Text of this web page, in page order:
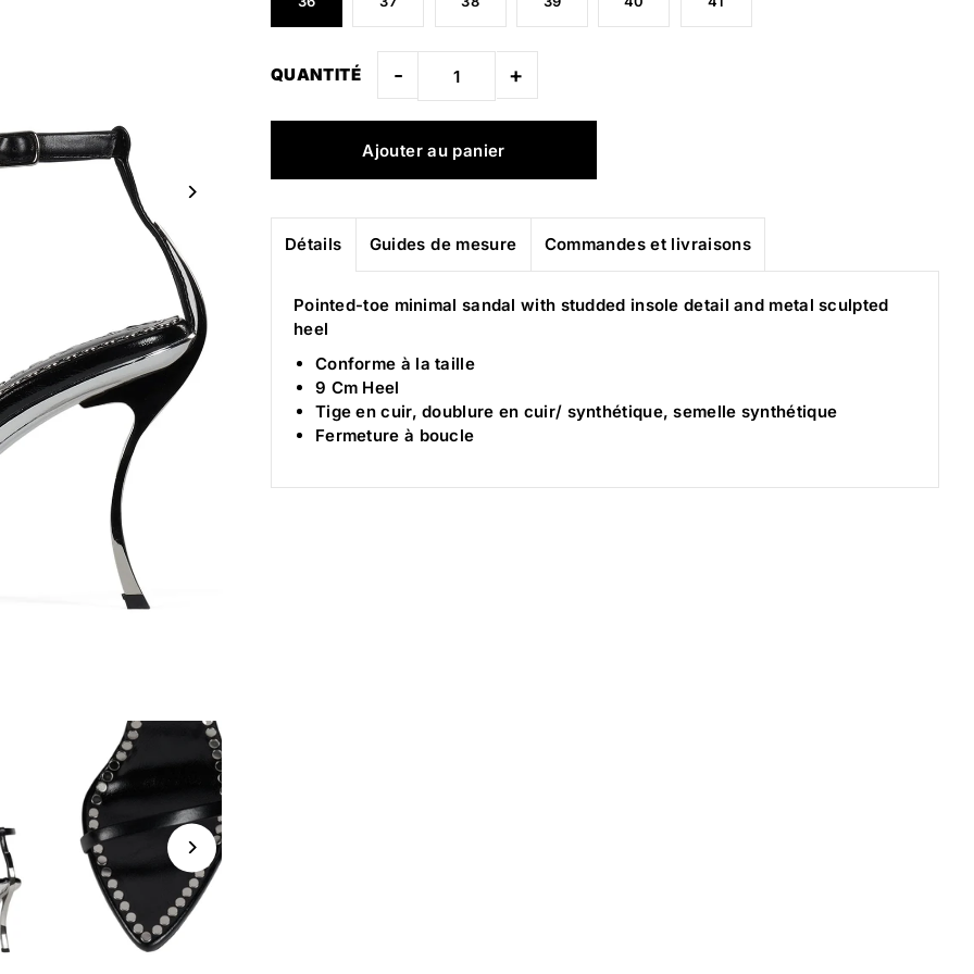
QUANTITÉ - +
Détails Guides de mesure Commandes et livraisons
Pointed-toe minimal sandal with studded insole detail and metal sculpted
heel
Conforme à la taille
9 Cm Heel
Tige en cuir, doublure en cuir/ synthétique, semelle synthétique
Fermeture à boucle